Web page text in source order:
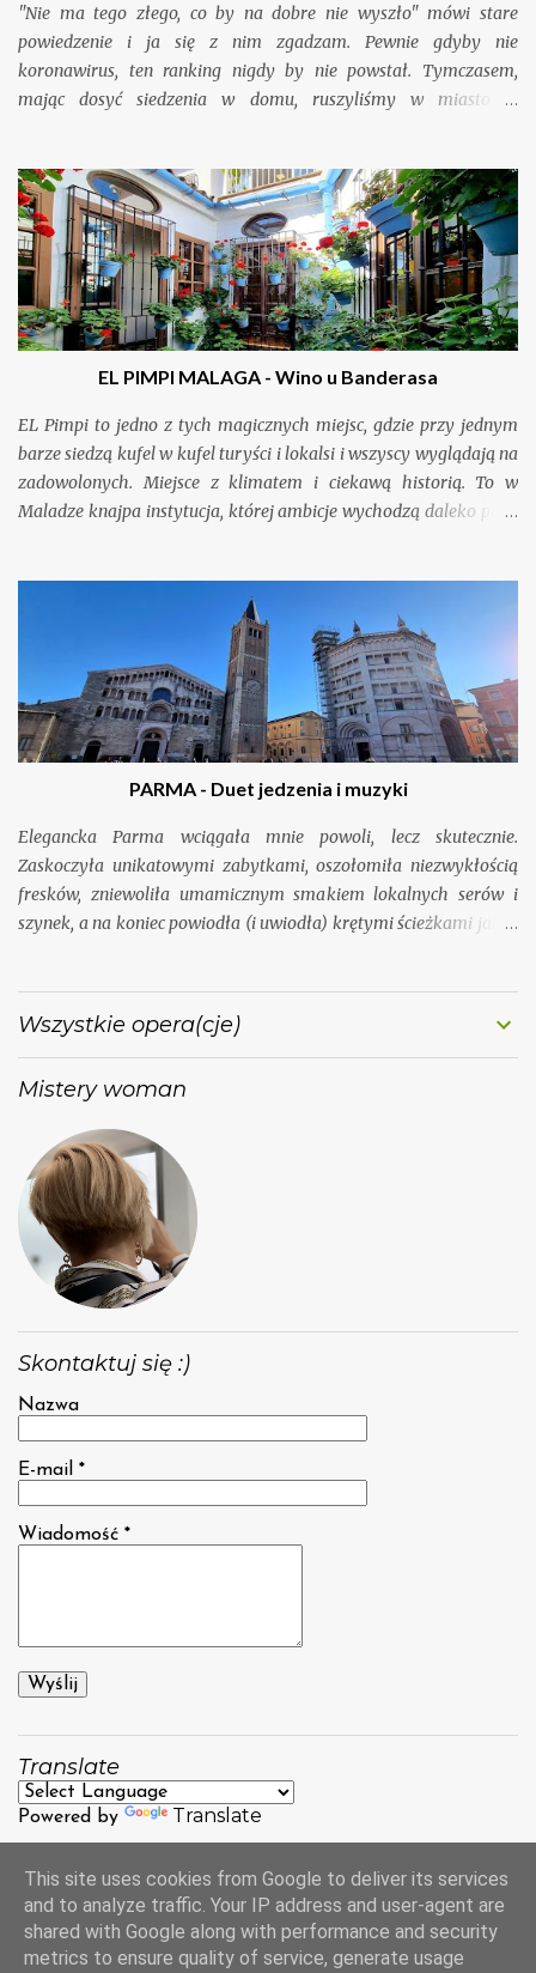
"Nie ma tego złego, co by na dobre nie wyszło" mówi stare
powiedzenie i ja się z nim zgadzam. Pewnie gdyby nie
koronawirus, ten ranking nigdy by nie powstał. Tymczasem,
mając dosyć siedzenia w domu, ruszyliśmy w miasto w
bardzo profesjonalnie: odwiedziliśmy w sumie siedemnaście
różnych miejsc, w każdym degustowaliśmy tylko wersję "classic"
(niektóre nawet po dwa razy), ustaliliśmy punktację, a każda
degustacja kończyła się ożywioną dyskusją. Zresztą nie mogło być
inaczej, kiedy grono jurorów to same indywidualności. Juror nr 1 -
młody piesek francuski, wyczulony na każdy szczegół, jakbym mu
w dzieciństwie zamiast kaszki, burgery miksowała. Juror nr 2 -
stary lis, który z niejednego pieca chleb jadł i choć w sumie zje
wszystko, to swoje zdanie ma. Juror nr 3 - kobieca strona mocy, co
wraz z burgerami, wszystkie rozumy pozjadała i w związk...
EL PIMPI MALAGA - Wino u Banderasa
EL Pimpi to jedno z tych magicznych miejsc, gdzie przy jednym
barze siedzą kufel w kufel turyści i lokalsi i wszyscy wyglądają na
zadowolonych. Miejsce z klimatem i ciekawą historią. To w
Maladze knajpa instytucja, której ambicje wychodzą daleko poza
majagijczyk Antonio Banderas. Sprawdzimy, czy dobrze nas
PARMA - Duet jedzenia i muzyki
Elegancka Parma wciągała mnie powoli, lecz skutecznie.
Zaskoczyła unikatowymi zabytkami, oszołomiła niezwykłością
fresków, zniewoliła umamicznym smakiem lokalnych serów i
szynek, a na koniec powiodła (i uwiodła) krętymi ścieżkami jakże
Wszystkie opera(cje)
Mistery woman
Skontaktuj się :)
Nazwa
E-mail *
Wiadomość *
Translate
Powered by Translate
This site uses cookies from Google to deliver its services
and to analyze traffic. Your IP address and user-agent are
shared with Google along with performance and security
metrics to ensure quality of service, generate usage